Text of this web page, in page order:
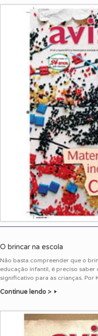
O brincar na escola
Não basta compreender que o
educação infantil, é preciso
significativo para as crianças. Por
Continue lendo >